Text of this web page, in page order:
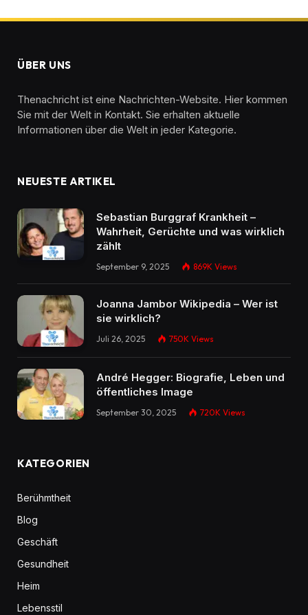
ÜBER UNS
Thenachricht ist eine Nachrichten-Website. Hier kommen
Sie mit der Welt in Kontakt. Sie erhalten aktuelle
Informationen über die Welt in jeder Kategorie.
NEUESTE ARTIKEL
Sebastian Burggraf Krankheit –
Wahrheit, Gerüchte und was wirklich
zählt
September 9, 2025 869K Views
Joanna Jambor Wikipedia – Wer ist
sie wirklich?
Juli 26, 2025 750K Views
André Hegger: Biografie, Leben und
öffentliches Image
September 30, 2025 720K Views
KATEGORIEN
Berühmtheit
Blog
Geschäft
Gesundheit
Heim
Lebensstil